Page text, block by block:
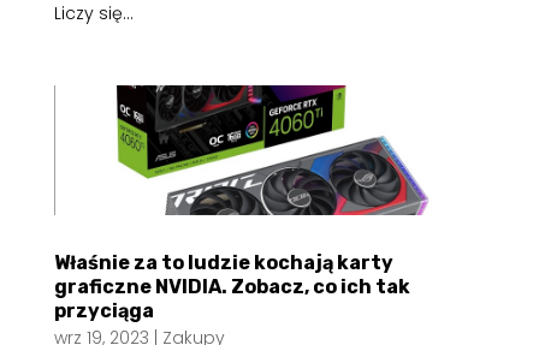
Liczy się...
Właśnie za to ludzie kochają karty
graficzne NVIDIA. Zobacz, co ich tak
przyciąga
wrz 19, 2023 | Zakupy